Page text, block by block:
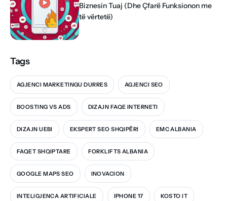
Biznesin Tuaj (Dhe Çfarë Funksionon me
të vërtetë)
Tags
AGJENCI MARKETINGU DURRES AGJENCI SEO
BOOSTING VS ADS DIZAJN FAQE INTERNETI
DIZAJN UEBI EKSPERT SEO SHQIPËRI EMC ALBANIA
FAQET SHQIPTARE FORKLIFTS ALBANIA
GOOGLE MAPS SEO INOVACION
INTELIGJENCA ARTIFICIALE IPHONE 17 KOSTO IT